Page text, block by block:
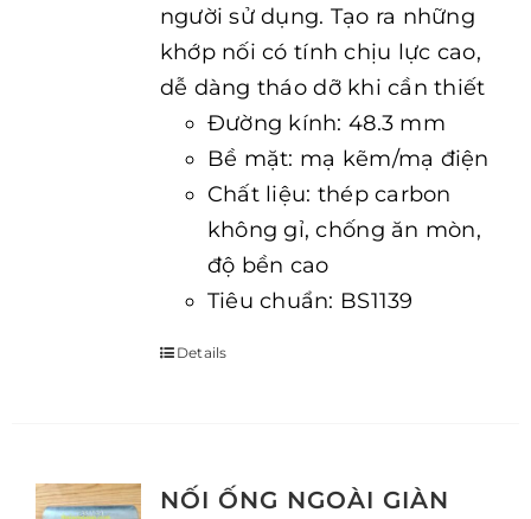
người sử dụng. Tạo ra những
khớp nối có tính chịu lực cao,
dễ dàng tháo dỡ khi cần thiết
Đường kính: 48.3 mm
Bề mặt: mạ kẽm/mạ điện
Chất liệu: thép carbon
không gỉ, chống ăn mòn,
độ bền cao
Tiêu chuẩn: BS1139
Details
NỐI ỐNG NGOÀI GIÀN